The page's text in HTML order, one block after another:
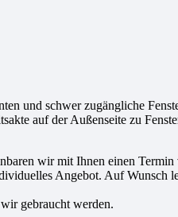
und schwer zugängliche
auf der Außenseite zu
wir mit Ihnen einen
Angebot. Auf Wunsch
gebraucht werden.